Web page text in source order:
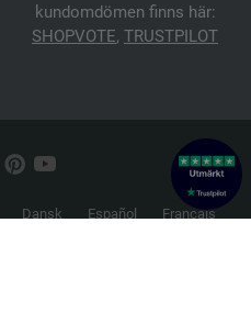
kundomdömen finns här:
SHOPVOTE, TRUSTPILOT
Dansk Español
Français